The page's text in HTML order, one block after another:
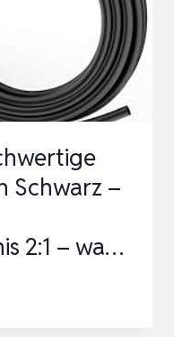
Schwarz –
2:1 – wa…